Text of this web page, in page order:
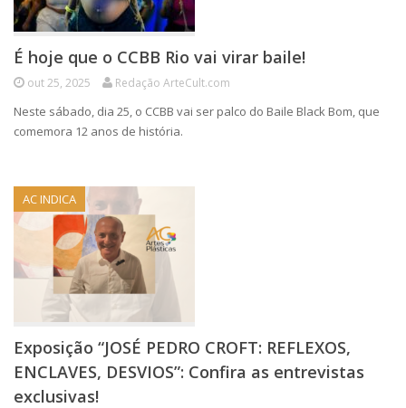
É hoje que o CCBB Rio vai virar baile!
out 25, 2025 Redação ArteCult.com
Neste sábado, dia 25, o CCBB vai ser palco do Baile Black Bom, que
comemora 12 anos de história.
AC INDICA
Exposição “JOSÉ PEDRO CROFT: REFLEXOS,
ENCLAVES, DESVIOS”: Confira as entrevistas
exclusivas!